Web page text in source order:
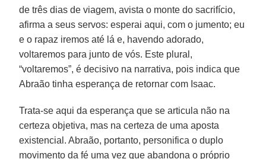
de três dias de viagem, avista o monte do sacrifício,
afirma a seus servos: esperai aqui, com o jumento; eu
e o rapaz iremos até lá e, havendo adorado,
voltaremos para junto de vós. Este plural,
“voltaremos”, é decisivo na narrativa, pois indica que
Abraão tinha esperança de retornar com Isaac.
Trata-se aqui da esperança que se articula não na
certeza objetiva, mas na certeza de uma aposta
existencial. Abraão, portanto, personifica o duplo
movimento da fé uma vez que abandona o próprio